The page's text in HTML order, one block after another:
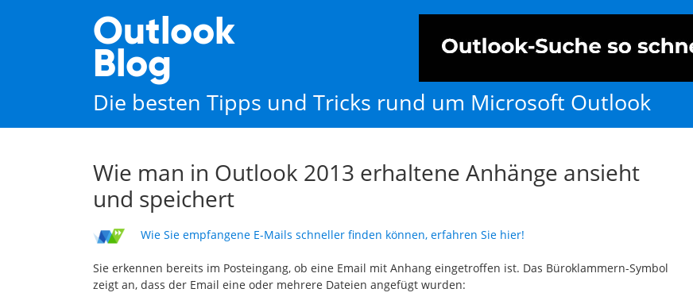
Outlook
Blog
Die besten Tipps und Tricks rund um Microsoft Outlook
Wie man in Outlook 2013 erhaltene Anhänge ansieht
und speichert
Wie Sie empfangene E-Mails schneller finden können, erfahren Sie hier!
Sie erkennen bereits im Posteingang, ob eine Email mit Anhang eingetroffen ist. Das Büroklammern-Symbol
zeigt an, dass der Email eine oder mehrere Dateien angefügt wurden: